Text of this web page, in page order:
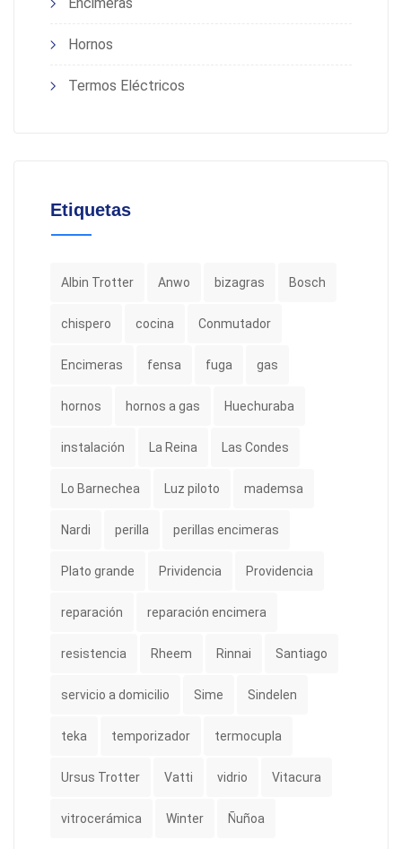
Hornos
Termos Eléctricos
Etiquetas
Albin Trotter Anwo bizagras Bosch
chispero cocina Conmutador
Encimeras fensa fuga gas
hornos hornos a gas Huechuraba
instalación La Reina Las Condes
Lo Barnechea Luz piloto mademsa
Nardi perilla perillas encimeras
Plato grande Prividencia Providencia
reparación reparación encimera
resistencia Rheem Rinnai Santiago
servicio a domicilio Sime Sindelen
teka temporizador termocupla
Ursus Trotter Vatti vidrio Vitacura
vitrocerámica Winter Ñuñoa